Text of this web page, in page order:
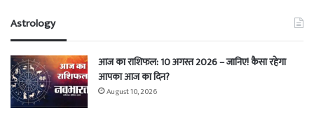
Astrology
आज का राशिफल: 10 अगस्त 2026 – जानिए! कैसा रहेगा
आपका आज का दिन?
August 10, 2026